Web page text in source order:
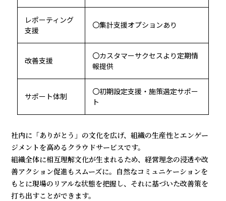
レポーティング
支援
〇集計支援オプションあり
改善支援
〇カスタマーサクセスより定期情
報提供
サポート体制
〇初期設定支援・施策選定サポー
ト
社内に「ありがとう」の文化を広げ、組織の生産性とエンゲー
ジメントを高めるクラウドサービスです。
組織全体に相互理解文化が生まれるため、経営理念の浸透や改
善アクション促進もスムーズに。自然なコミュニケーションを
もとに現場のリアルな状態を把握し、それに基づいた改善策を
打ち出すことができます。